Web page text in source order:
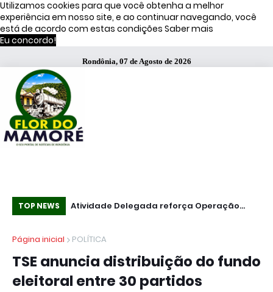
Utilizamos cookies para que você obtenha a melhor
experiência em nosso site, e ao continuar navegando, você
está de acordo com estas condições Saber mais
Eu concordo!
Rondônia, 07 de Agosto de 2026
TOP NEWS
de Moraes
Atividade Delegada reforça Operação
Página inicial
POLÍTICA
TSE anuncia distribuição do fundo
eleitoral entre 30 partidos